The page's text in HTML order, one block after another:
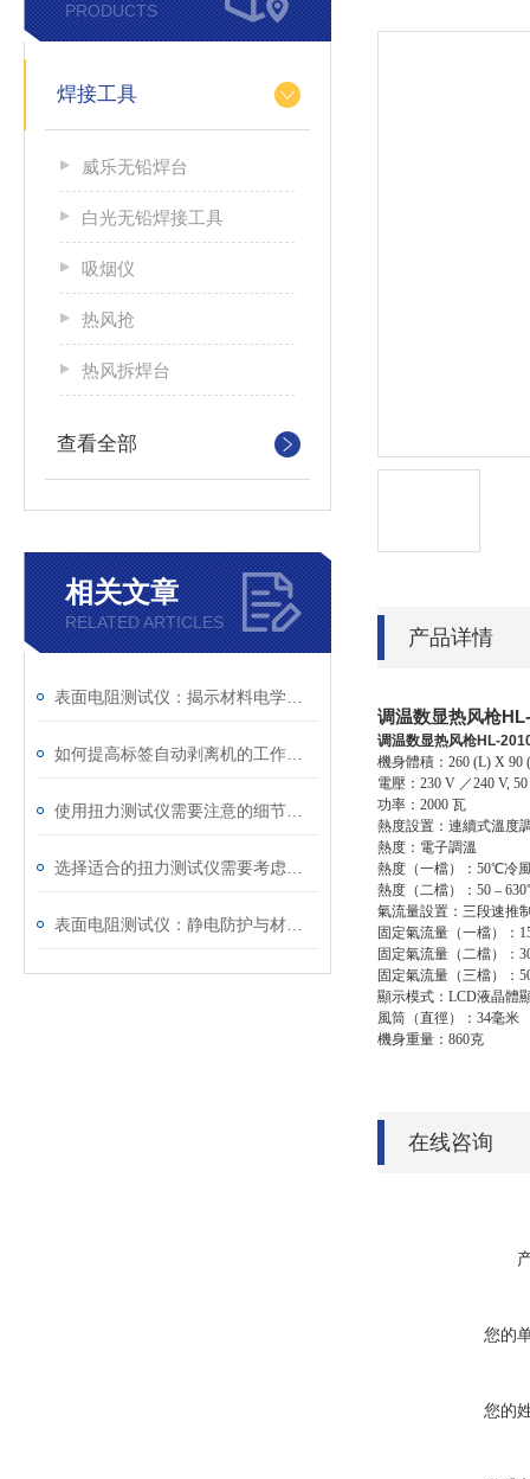
PRODUCTS
焊接工具
威乐无铅焊台
白光无铅焊接工具
吸烟仪
热风抢
热风拆焊台
查看全部
相关文章
RELATED ARTICLES
产品详情
调温数显热风枪
调温数显热风枪HL-
機身體積：260 (L) X 90
電壓：230 V ／240 V,
功率：2000 瓦
熱度設置：連續式溫度
熱度：電子調溫
熱度（一檔）：50℃冷
熱度（二檔）：50 –
氣流量設置：三段速推
固定氣流量（一檔）：
固定氣流量（二檔）：
固定氣流量（三檔）：
顯示模式：LCD液晶體
風筒（直徑）：34毫米
機身重量：860克
在线咨询
您的
您的